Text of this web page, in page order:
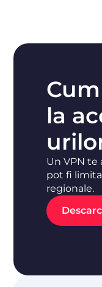
la
Un VPN te
pot fi
regionale.